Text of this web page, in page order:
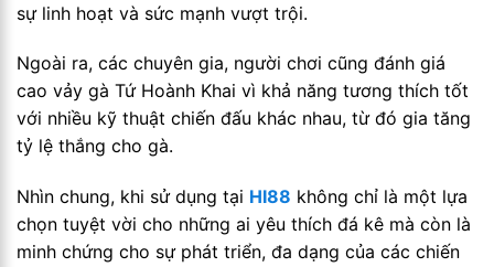
sự linh hoạt và sức mạnh vượt trội.
Ngoài ra, các chuyên gia, người chơi cũng đánh giá
cao vảy gà Tứ Hoành Khai vì khả năng tương thích tốt
với nhiều kỹ thuật chiến đấu khác nhau, từ đó gia tăng
tỷ lệ thắng cho gà.
Nhìn chung, khi sử dụng tại HI88 không chỉ là một lựa
chọn tuyệt vời cho những ai yêu thích đá kê mà còn là
minh chứng cho sự phát triển, đa dạng của các chiến